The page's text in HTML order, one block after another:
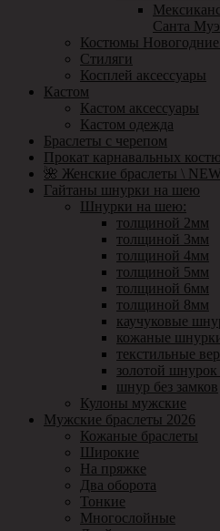
Санта
Костюмы Новогодние
Стиляги
Косплей аксессуары
Кастом
Кастом аксессуары
Кастом одежда
Браслеты с черепом
Прокат карнавальных
🌺 Женские браслеты \
Гайтаны шнурки на шею
Шнурки на шею:
толщиной 2мм
толщиной 3мм
толщиной 4мм
толщиной 5мм
толщиной 6мм
толщиной 8мм
каучуковые
кожаные
текстильные
золотой
шнур без замков
Кулоны мужские
Мужские браслеты 2026
Кожаные браслеты
Широкие
На пряжке
Два оборота
Тонкие
Многослойные